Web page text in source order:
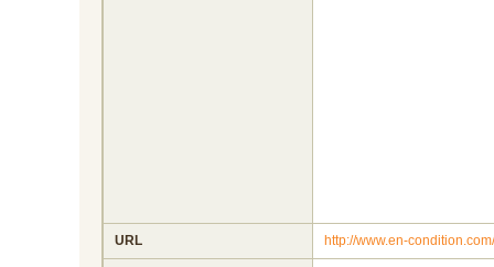
URL http://www.en-condition.com/